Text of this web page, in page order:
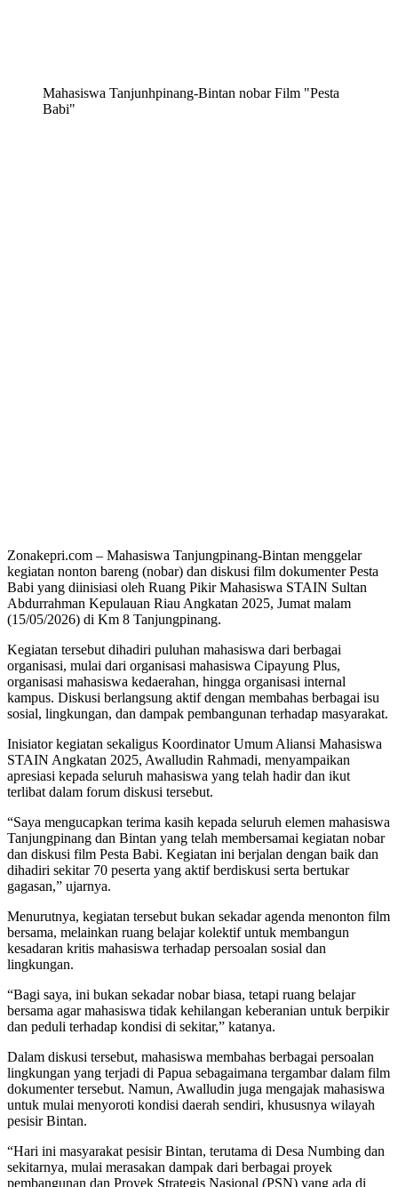
Mahasiswa Tanjunhpinang-Bintan nobar Film "Pesta
Babi"
Zonakepri.com – Mahasiswa Tanjungpinang-Bintan menggelar
kegiatan nonton bareng (nobar) dan diskusi film dokumenter Pesta
Babi yang diinisiasi oleh Ruang Pikir Mahasiswa STAIN Sultan
Abdurrahman Kepulauan Riau Angkatan 2025, Jumat malam
(15/05/2026) di Km 8 Tanjungpinang.
Kegiatan tersebut dihadiri puluhan mahasiswa dari berbagai
organisasi, mulai dari organisasi mahasiswa Cipayung Plus,
organisasi mahasiswa kedaerahan, hingga organisasi internal
kampus. Diskusi berlangsung aktif dengan membahas berbagai isu
sosial, lingkungan, dan dampak pembangunan terhadap masyarakat.
Inisiator kegiatan sekaligus Koordinator Umum Aliansi Mahasiswa
STAIN Angkatan 2025, Awalludin Rahmadi, menyampaikan
apresiasi kepada seluruh mahasiswa yang telah hadir dan ikut
terlibat dalam forum diskusi tersebut.
“Saya mengucapkan terima kasih kepada seluruh elemen mahasiswa
Tanjungpinang dan Bintan yang telah membersamai kegiatan nobar
dan diskusi film Pesta Babi. Kegiatan ini berjalan dengan baik dan
dihadiri sekitar 70 peserta yang aktif berdiskusi serta bertukar
gagasan,” ujarnya.
Menurutnya, kegiatan tersebut bukan sekadar agenda menonton film
bersama, melainkan ruang belajar kolektif untuk membangun
kesadaran kritis mahasiswa terhadap persoalan sosial dan
lingkungan.
“Bagi saya, ini bukan sekadar nobar biasa, tetapi ruang belajar
bersama agar mahasiswa tidak kehilangan keberanian untuk berpikir
dan peduli terhadap kondisi di sekitar,” katanya.
Dalam diskusi tersebut, mahasiswa membahas berbagai persoalan
lingkungan yang terjadi di Papua sebagaimana tergambar dalam film
dokumenter tersebut. Namun, Awalludin juga mengajak mahasiswa
untuk mulai menyoroti kondisi daerah sendiri, khususnya wilayah
pesisir Bintan.
“Hari ini masyarakat pesisir Bintan, terutama di Desa Numbing dan
sekitarnya, mulai merasakan dampak dari berbagai proyek
pembangunan dan Proyek Strategis Nasional (PSN) yang ada di